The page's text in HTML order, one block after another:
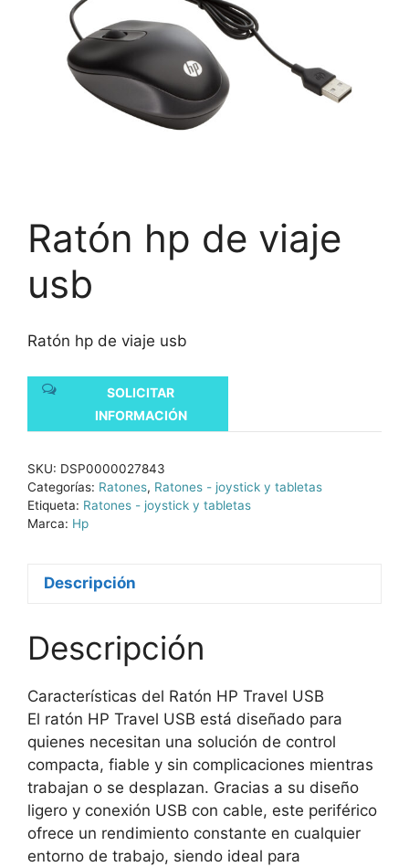
Ratón hp de viaje
usb
Ratón hp de viaje usb
SOLICITAR
INFORMACIÓN
SKU: DSP0000027843
Categorías: Ratones, Ratones - joystick y tabletas
Etiqueta: Ratones - joystick y tabletas
Marca: Hp
Descripción
Descripción
Características del Ratón HP Travel USB
El ratón HP Travel USB está diseñado para
quienes necesitan una solución de control
compacta, fiable y sin complicaciones mientras
trabajan o se desplazan. Gracias a su diseño
ligero y conexión USB con cable, este periférico
ofrece un rendimiento constante en cualquier
entorno de trabajo, siendo ideal para